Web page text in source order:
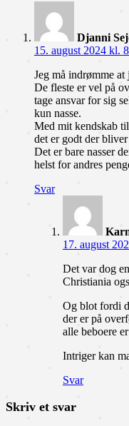
Djanni
15. august 2024 kl.
Jeg må indrømme
De fleste er vel på
tage ansvar for sig
kun nasse.
Med mit kendskab
det er godt der
Det er bare nasser
helst for andres
Svar
17. august
Det var dog
Christiania
Og blot fordi
der er på
alle beboere
Intriger kan
Svar
Skriv et svar